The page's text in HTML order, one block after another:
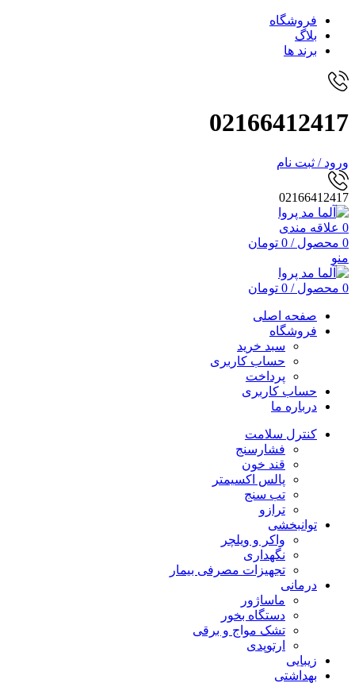
فروشگاه
بلاگ
برند ها
02166412417
ورود / ثبت نام
02166412417
0 علاقه مندی
0 محصول /
0 تومان
منو
0 محصول /
0 تومان
صفحه اصلی
فروشگاه
سبد خرید
حساب کاربری
پرداخت
حساب کاربری
درباره ما
کنترل سلامت
فشارسنج
قند خون
پالس اکسیمتر
تب سنج
ترازو
توانبخشی
واکر و ویلچر
نگهداری
تجهیزات مصرفی بیمار
درمانی
ماساژور
دستگاه بخور
تشک مواج و برقی
ارتوپدی
زیبایی
بهداشتی